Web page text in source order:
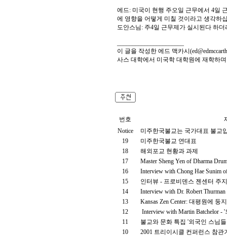
에드: 미국이 현행 주오일 근무에서 4일
에 영향을 어떻게 미칠 것이라고 생각하
도안스님: 주4일 근무제가 실시된다 하
이 글을 작성한 에드 맥카시
사스 대학에서 미국학 대학원에 재학하
번호
Notice
미주한국불교는 국가대표 불교
19
미주한국불교 연대표
18
해외포교 현황과 과제
17
Master Sheng Yen of Dharma
16
Interview with Chong Hae Sunim
15
인터뷰 - 프로비덴스 젠센터 주
14
Interview with Dr. Robert Thurman
13
Kansas Zen Center: 대평원에 둥
12
Interview with Martin Batchelor
11
불교와 문화 특집 '외국인 스님
10
2001 트리이시클 컨퍼런스 참관